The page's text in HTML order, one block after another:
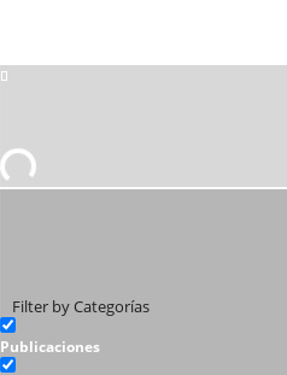
Filter by Categorías
Publicaciones